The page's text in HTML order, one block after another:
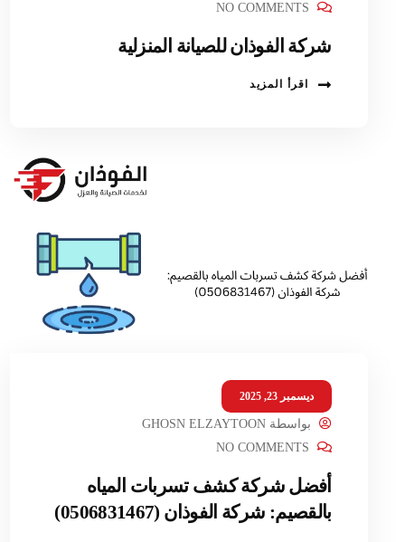
NO COMMENTS
شركة الفوذان للصيانة المنزلية
اقرأ المزيد
ديسمبر 23, 2025
بواسطةGHOSN ELZAYTOON
NO COMMENTS
أفضل شركة كشف تسربات المياه
بالقصيم: شركة الفوذان (0506831467)